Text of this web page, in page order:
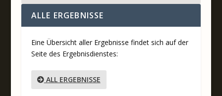
ALLE ERGEBNISSE
Eine Übersicht aller Ergebnisse findet sich auf der
Seite des Ergebnisdienstes:
ALL ERGEBNISSE